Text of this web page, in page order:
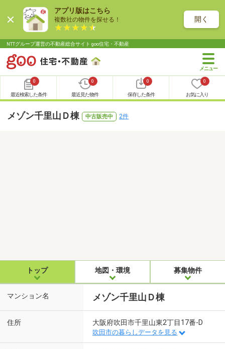
アプリ版はこちら
複数社の物件を探せる！ 開く
NTTグループ運営の不動産総合サイト goo住宅・不動産
0
最近検索した条件
0
最近見た物件
0
保存した条件
0
お気に入り
メゾン千里山Ｄ棟 中古販売中 2件
トップ 地図・環境 募集物件
マンション名 メゾン千里山Ｄ棟
住所 大阪府吹田市千里山東2丁目17番-D
吹田市の暮らしデータを見る